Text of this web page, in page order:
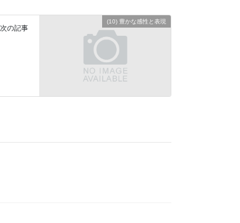
(10) 豊かな感性と表現
次の記事